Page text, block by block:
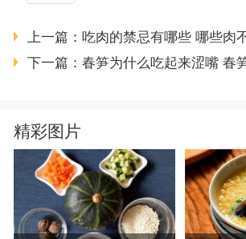
上一篇： 吃肉的禁忌有哪些 哪些肉
下一篇： 春笋为什么吃起来涩嘴 春笋
精彩图片